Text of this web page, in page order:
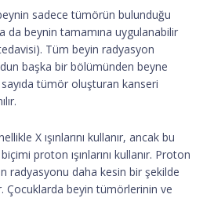
sadece tümörün bulunduğu
da beynin tamamına uygulanabilir
Tüm beyin radyasyon
başka bir bölümünden beyne
tümör oluşturan kanseri
X ışınlarını kullanır, ancak bu
proton ışınlarını kullanır. Proton
radyasyonu daha kesin bir şekilde
Çocuklarda beyin tümörlerinin ve